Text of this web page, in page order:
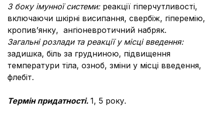
З боку імунної системи: реакції гіперчутливості,
включаючи шкірні висипання, свербіж, гіперемію,
кропив’янку, ангіоневротичний набряк.
Загальні розлади та реакції у місці введення:
задишка, біль за грудниною, підвищення
температури тіла, озноб, зміни у місці введення,
флебіт.
Термін придатності. 1, 5 року.